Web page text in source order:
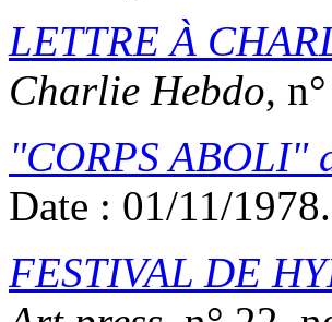
LETTRE À
Charlie Hebdo,
CORPS ABOLI
Date : 01/11/1978.
FESTIVAL DE